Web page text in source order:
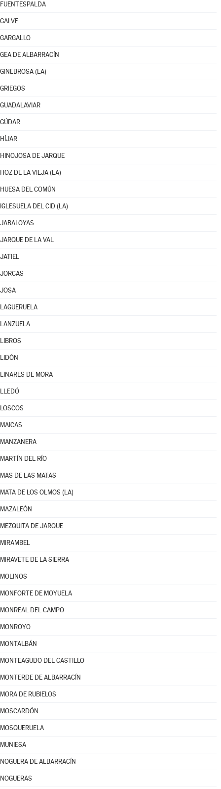
FUENTESPALDA
GALVE
GARGALLO
GEA DE ALBARRACÍN
GINEBROSA (LA)
GRIEGOS
GUADALAVIAR
GÚDAR
HÍJAR
HINOJOSA DE JARQUE
HOZ DE LA VIEJA (LA)
HUESA DEL COMÚN
IGLESUELA DEL CID (LA)
JABALOYAS
JARQUE DE LA VAL
JATIEL
JORCAS
JOSA
LAGUERUELA
LANZUELA
LIBROS
LIDÓN
LINARES DE MORA
LLEDÓ
LOSCOS
MAICAS
MANZANERA
MARTÍN DEL RÍO
MAS DE LAS MATAS
MATA DE LOS OLMOS (LA)
MAZALEÓN
MEZQUITA DE JARQUE
MIRAMBEL
MIRAVETE DE LA SIERRA
MOLINOS
MONFORTE DE MOYUELA
MONREAL DEL CAMPO
MONROYO
MONTALBÁN
MONTEAGUDO DEL CASTILLO
MONTERDE DE ALBARRACÍN
MORA DE RUBIELOS
MOSCARDÓN
MOSQUERUELA
MUNIESA
NOGUERA DE ALBARRACÍN
NOGUERAS